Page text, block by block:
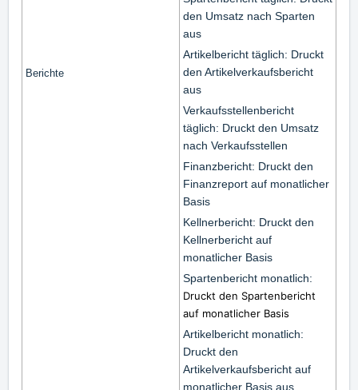
Berichte
den Umsatz nach Sparten
aus
Artikelbericht täglich: Druckt
den Artikelverkaufsbericht
aus
Verkaufsstellenbericht
täglich: Druckt den Umsatz
nach Verkaufsstellen
Finanzbericht: Druckt den
Finanzreport auf monatlicher
Basis
Kellnerbericht: Druckt den
Kellnerbericht auf
monatlicher Basis
Spartenbericht monatlich:
Druckt den Spartenbericht
auf monatlicher Basis
Artikelbericht monatlich:
Druckt den
Artikelverkaufsbericht auf
monatlicher Basis aus